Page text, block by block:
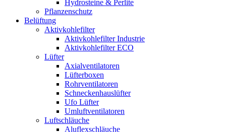
Hydrosteine & Perlite
Pflanzenschutz
Belüftung
Aktivkohlefilter
Aktivkohlefilter Industrie
Aktivkohlefilter ECO
Lüfter
Axialventilatoren
Lüfterboxen
Rohrventilatoren
Schneckenhauslüfter
Ufo Lüfter
Umluftventilatoren
Luftschläuche
Aluflexschläuche